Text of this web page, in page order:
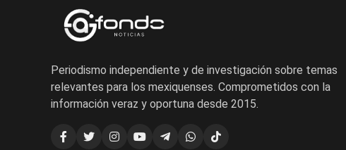
Periodismo independiente y de investigación sobre temas
relevantes para los mexiquenses. Comprometidos con la
información veraz y oportuna desde 2015.